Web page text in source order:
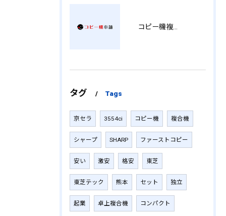
コピー機複合機の選び方と費用比較 MT
タグ Tags
京セラ 3554ci コピー機 複合機
シャープ SHARP ファーストコピー
安い 激安 格安 東芝
東芝テック 熊本 セット 独立
起業 卓上複合機 コンパクト